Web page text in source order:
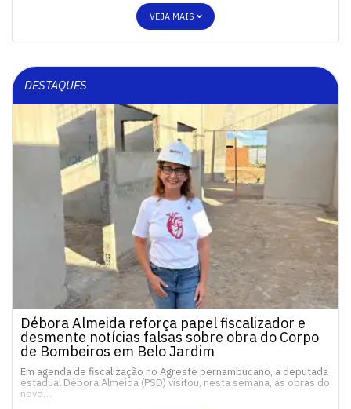
VEJA MAIS
DESTAQUES
Débora Almeida reforça papel fiscalizador e
desmente notícias falsas sobre obra do Corpo
de Bombeiros em Belo Jardim
Em agenda de fiscalização no Agreste pernambucano, a deputada
estadual Débora Almeida (PSD) visitou, nesta semana, as obras do
novo…